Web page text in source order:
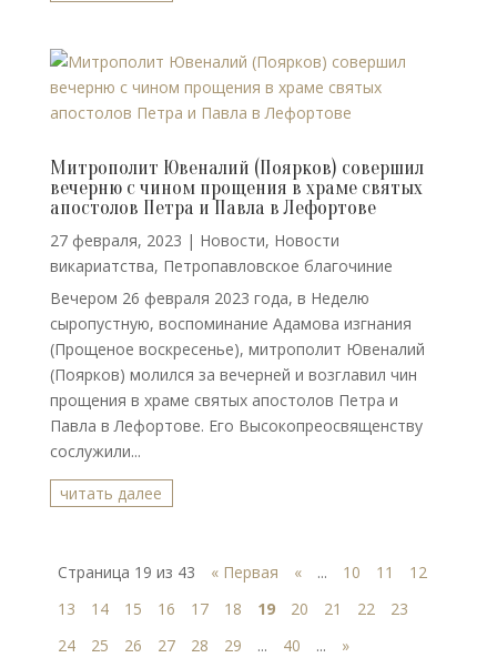
Митрополит Ювеналий (Поярков) совершил
вечерню с чином прощения в храме святых
апостолов Петра и Павла в Лефортове
27 февраля, 2023 | Новости, Новости
викариатства, Петропавловское благочиние
Вечером 26 февраля 2023 года, в Неделю
сыропустную, воспоминание Адамова изгнания
(Прощеное воскресенье), митрополит Ювеналий
(Поярков) молился за вечерней и возглавил чин
прощения в храме святых апостолов Петра и
Павла в Лефортове. Его Высокопреосвященству
сослужили...
читать далее
Страница 19 из 43 « Первая « ... 10 11
12
13
14 15 16 17 18 19 20 21 22
23
24
25 26 27 28 29 ... 40 ... »